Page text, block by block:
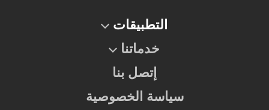
التطبيقات
خدماتنا
إتصل بنا
سياسة الخصوصية